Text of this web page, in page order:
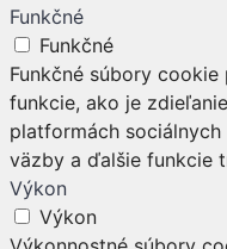
Funkčné
Funkčné
Funkčné súbory
funkcie, ako je
platformách
väzby a ďalšie funkcie
Výkon
Výkon